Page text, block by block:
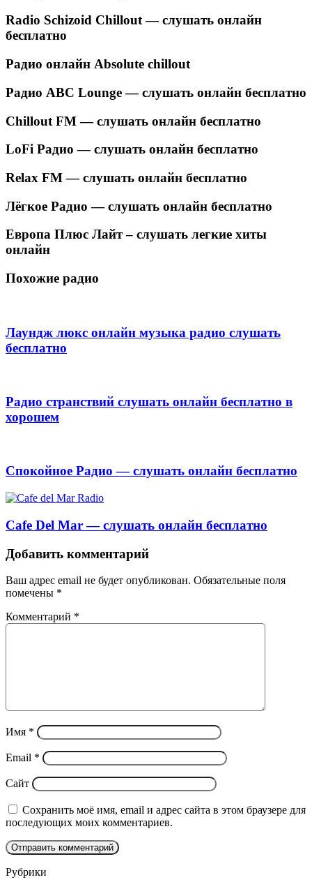
Radio Schizoid Chillout — слушать онлайн
бесплатно
Радио онлайн Absolute chillout
Радио ABC Lounge — слушать онлайн бесплатно
Chillout FM — слушать онлайн бесплатно
LoFi Радио — слушать онлайн бесплатно
Relax FM — слушать онлайн бесплатно
Лёгкое Радио — слушать онлайн бесплатно
Европа Плюс Лайт – слушать легкие хиты
онлайн
Похожие радио
Лаундж люкс онлайн музыка радио слушать
бесплатно
Радио странствий слушать онлайн бесплатно в
хорошем
Спокойное Радио — слушать онлайн бесплатно
Cafe Del Mar — слушать онлайн бесплатно
Добавить комментарий
Ваш адрес email не будет опубликован. Обязательные поля
помечены *
Комментарий *
Имя *
Email *
Сайт
Сохранить моё имя, email и адрес сайта в этом браузере для
последующих моих комментариев.
Рубрики